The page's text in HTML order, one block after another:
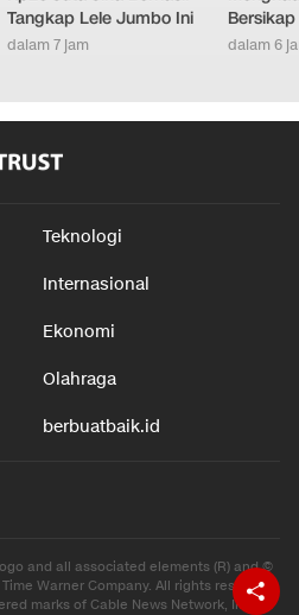
Tangkap Lele Jumbo Ini
dalam 7 jam dalam 6
Teknologi
Internasional
Ekonomi
Olahraga
berbuatbaik.id
and all associated elements (R) and ©
Warner Company. All rights reserved.
marks of Cable News Network, Inc.,